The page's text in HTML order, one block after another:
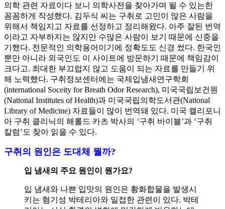
의학 관련 자료이다 보니 의학사전을 찾아가며 될 수 있는한
꼼꼼하게 작성했다. 김두식 씨는 구취로 고민이 많은 사람을
위해서 책임지고 자료를 선정하고 정리해왔다. 아주 잘된 번역
이라고 자부하지는 않지만 수많은 사람이 보기 때문에 신중을
기했다. 전문적인 의학용어이기에 정확도도 신경 썼다. 한국인
뿐만 아니라 외국인도 이 사이트에 방문하기 때문에 책임감이
크다고. 최대한 부끄럽지 않고 도움이 되는 자료를 만들기 위
해 노력했다. 구취정보센터에는 국제입냄새연구학회
(international Soceity for Breath Odor Research), 미국국립보건원
(National Institutes of Health)과 미국국립의학도서관(National
Library of Medicine) 자료들이 많이 번역돼 있다. 미국 캘리포니
아 구취 클리닉의 해롤드 카츠 박사의 ‘구취 바이블’과 ‘구취
칼럼’도 찾아 읽을 수 있다.
구취의 원인은 도대체 뭘까?
입 냄새의 주요 원인이 뭔가요?
입 냄새와 나쁜 입맛의 원인은 황화합물을 발생시
키는 혐기성 박테리아와 밀접한 관련이 있다. 박테